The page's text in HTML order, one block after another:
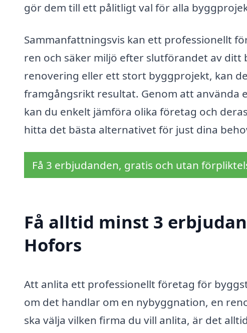
gör dem till ett pålitligt val för alla
Sammanfattningsvis kan ett professionellt
ren och säker miljö efter slutförandet av
renovering eller ett stort byggprojekt, kan
framgångsrikt resultat. Genom att använda
kan du enkelt jämföra olika företag och
hitta det bästa alternativet för just dina
Få 3 erbjudanden, gratis och utan
Få alltid minst 3
Hofors
Att anlita ett professionellt företag för
om det handlar om en nybyggnation, en
ska välja vilken firma du vill anlita, är det